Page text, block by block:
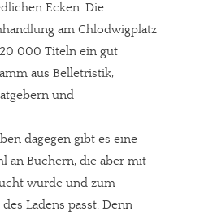
Ecken. Die
am Chlodwigplatz
000 Titeln ein gut
aus Belletristik,
und
dagegen gibt es eine
an Büchern, die aber mit
wurde und zum
Ladens passt. Denn